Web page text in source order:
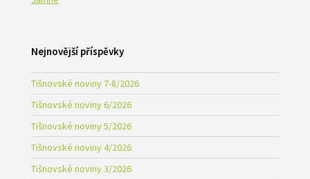
Nejnovější příspěvky
Tišnovské noviny 7-8/2026
Tišnovské noviny 6/2026
Tišnovské noviny 5/2026
Tišnovské noviny 4/2026
Tišnovské noviny 3/2026